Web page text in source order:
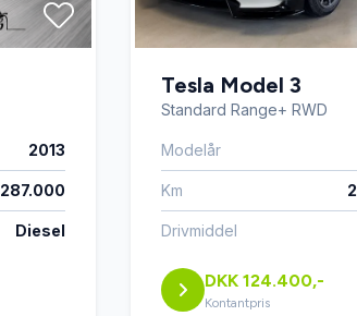
2013
287.000
Diesel
Tesla Model 3
Standard Range+ RWD
Modelår
Km
Drivmiddel
DKK 124.400,-
Kontantpris